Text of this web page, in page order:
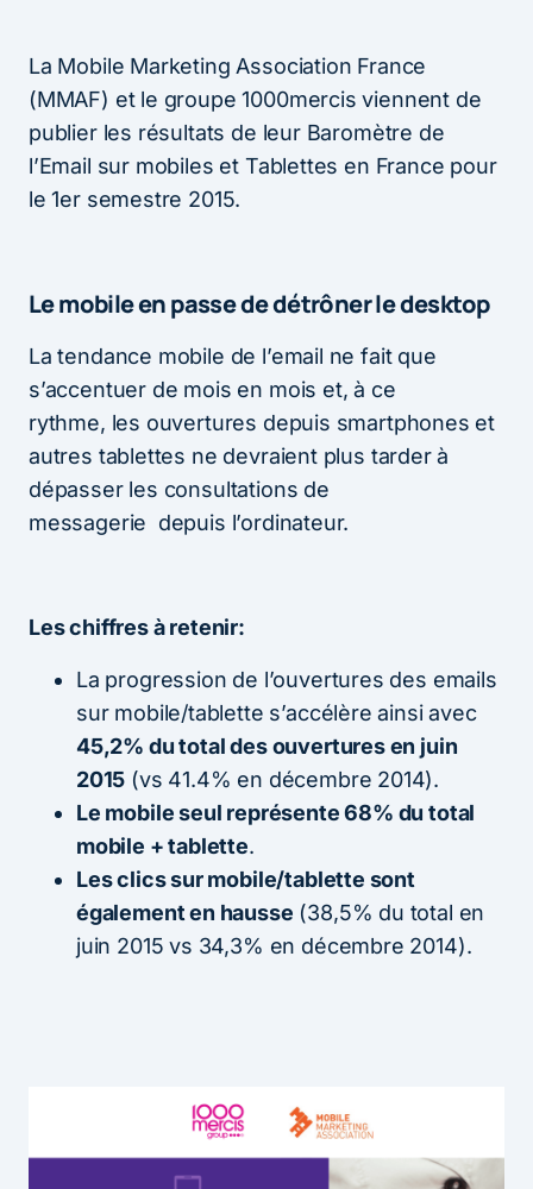
La Mobile Marketing Association France
(MMAF) et le groupe 1000mercis viennent de
publier les résultats de leur Baromètre de
l’Email sur mobiles et Tablettes en France pour
le 1er semestre 2015.
Le mobile en passe de détrôner le desktop
La tendance mobile de l’email ne fait que
s’accentuer de mois en mois et, à ce
rythme, les ouvertures depuis smartphones et
autres tablettes ne devraient plus tarder à
dépasser les consultations de
messagerie depuis l’ordinateur.
Les chiffres à retenir:
La progression de l’ouvertures des emails
sur mobile/tablette s’accélère ainsi avec
45,2% du total des ouvertures en juin
2015 (vs 41.4% en décembre 2014).
Le mobile seul représente 68% du total
mobile + tablette.
Les clics sur mobile/tablette sont
également en hausse (38,5% du total en
juin 2015 vs 34,3% en décembre 2014).